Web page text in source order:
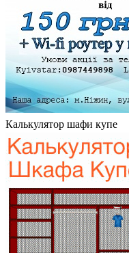
Калькулятор шафи купе